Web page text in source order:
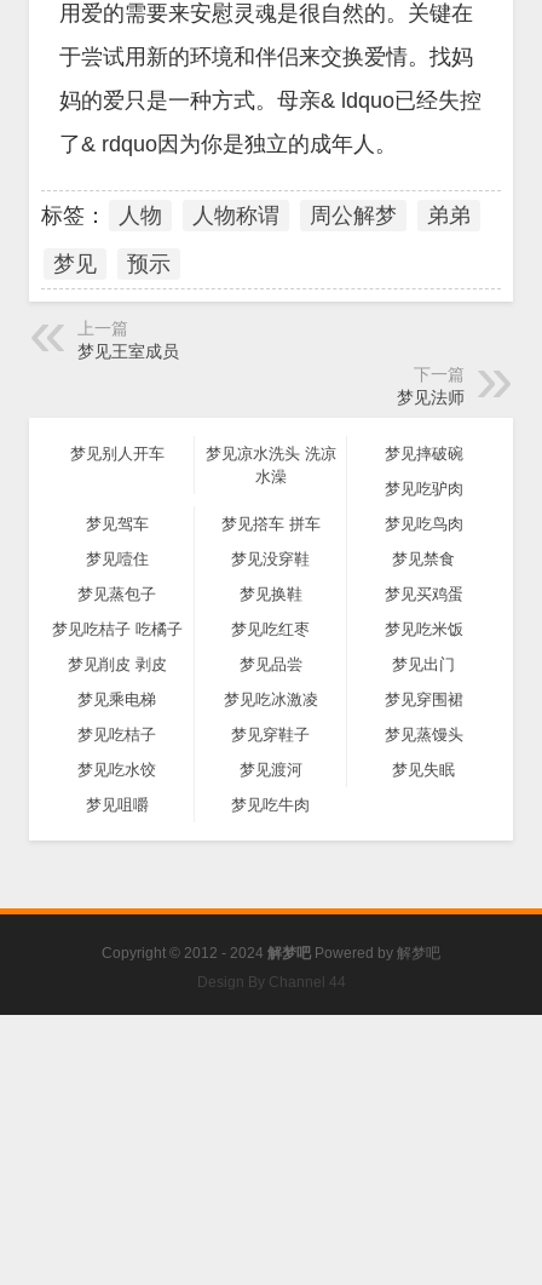
用爱的需要来安慰灵魂是很自然的。关键在
于尝试用新的环境和伴侣来交换爱情。找妈
妈的爱只是一种方式。母亲& ldquo已经失控
了& rdquo因为你是独立的成年人。
标签： 人物 人物称谓 周公解梦
弟弟
梦见
预示
上一篇
梦见王室成员
下一篇
梦见法师
梦见别人开车
梦见凉水洗头 洗凉
水澡
梦见摔破碗
梦见吃驴肉
梦见驾车
梦见撘车 拼车
梦见吃鸟肉
梦见噎住
梦见没穿鞋
梦见禁食
梦见蒸包子
梦见换鞋
梦见买鸡蛋
梦见吃桔子 吃橘子
梦见吃红枣
梦见吃米饭
梦见削皮 剥皮
梦见品尝
梦见出门
梦见乘电梯
梦见吃冰激凌
梦见穿围裙
梦见吃桔子
梦见穿鞋子
梦见蒸馒头
梦见吃水饺
梦见渡河
梦见失眠
梦见咀嚼
梦见吃牛肉
Copyright © 2012 - 2024 解梦吧 Powered by 解梦吧
Design By Channel 44